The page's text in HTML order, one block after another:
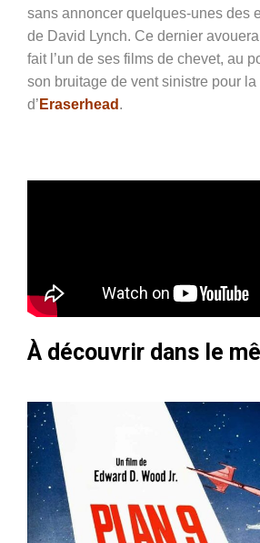
sans annoncer quelques-unes des
de David Lynch. Ce dernier
fait l’un de ses films de chevet, au
son bruitage de vent sinistre pour la
d’ Eraserhead .
À découvrir dans le